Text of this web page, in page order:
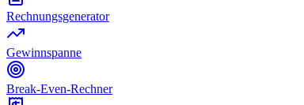
Rechnungsgenerator
Gewinnspanne
Break-Even-Rechner